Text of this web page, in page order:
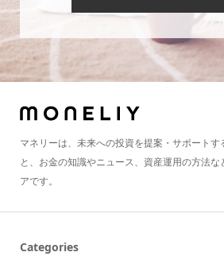
マネリーは、未来への投資を提案・サポートす
と、お金の知識やニュース、資産運用の方法
アです。
Categories